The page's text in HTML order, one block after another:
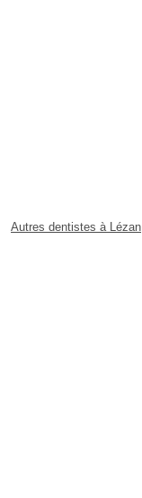
Autres dentistes à Lézan